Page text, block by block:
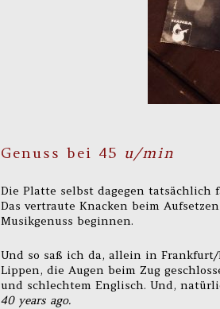
Genuss bei 45 u/min
Die Platte selbst dagegen
Das vertraute Knacken beim
Musikgenuss beginnen.
Und so saß ich da, allein in
Lippen, die Augen beim Zug
und schlechtem Englisch. Und,
40 years ago.